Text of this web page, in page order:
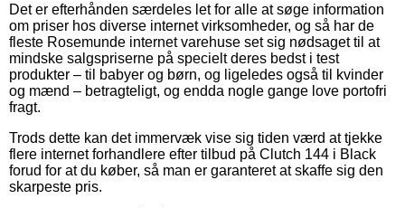
Det er efterhånden særdeles let for alle at søge information
om priser hos diverse internet virksomheder, og så har de
fleste Rosemunde internet varehuse set sig nødsaget til at
mindske salgspriserne på specielt deres bedst i test
produkter – til babyer og børn, og ligeledes også til kvinder
og mænd – betragteligt, og endda nogle gange love portofri
fragt.
Trods dette kan det immervæk vise sig tiden værd at tjekke
flere internet forhandlere efter tilbud på Clutch 144 i Black
forud for at du køber, så man er garanteret at skaffe sig den
skarpeste pris.